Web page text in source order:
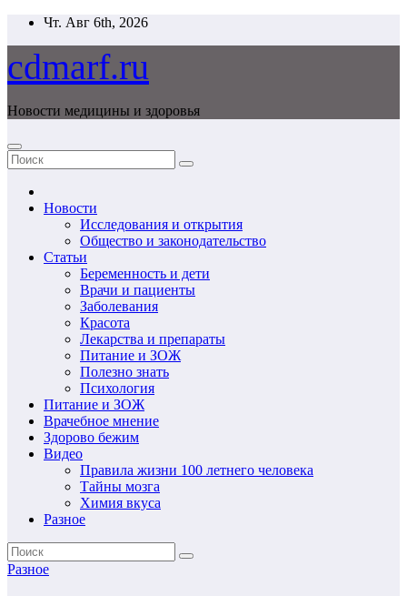
Перейти
содержимому
Чт. Авг 6th, 2026
cdmarf.ru
Новости медицины и здоровья
Новости
Исследования и открытия
Общество и законодательство
Статьи
Беременность и дети
Врачи и пациенты
Заболевания
Красота
Лекарства и препараты
Питание и ЗОЖ
Полезно знать
Психология
Питание и ЗОЖ
Врачебное мнение
Здорово бежим
Видео
Правила жизни 100 летнего человека
Тайны мозга
Химия вкуса
Разное
Разное